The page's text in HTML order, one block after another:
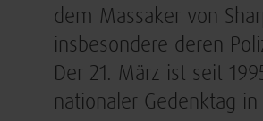
dem Massaker von
insbesondere deren
Der 21. März ist seit
nationaler Gedenktag in